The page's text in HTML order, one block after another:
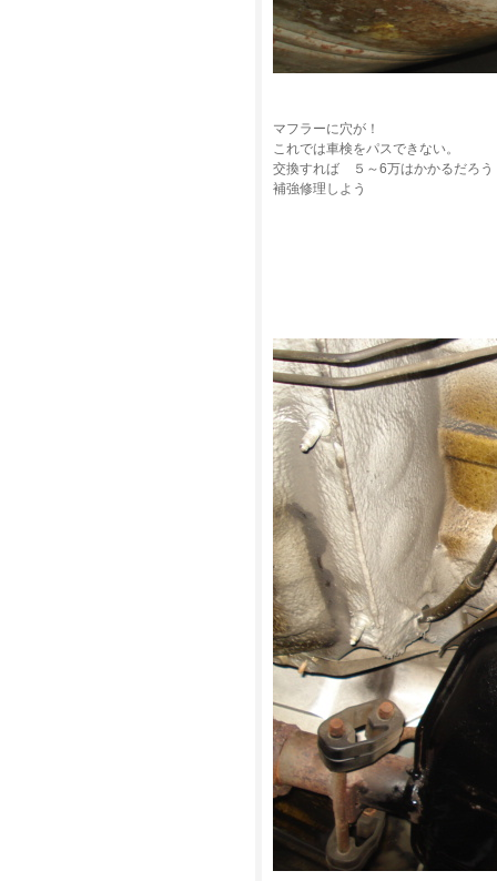
マフラーに穴が！
これでは車検をパスできない。
交換すれば ５～6万はかかるだろう
補強修理しよう